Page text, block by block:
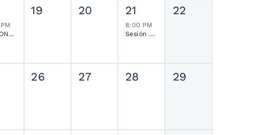
SESIONES MENSUALES NEUROCIRUGÍA PEDIÁTRICA MEXICANA
19 20 21
8:00 PM
Sesión Ordinaria SMCN
22
26 27 28 29